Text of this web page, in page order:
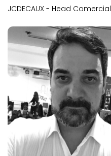
JCDECAUX - Head Comercial